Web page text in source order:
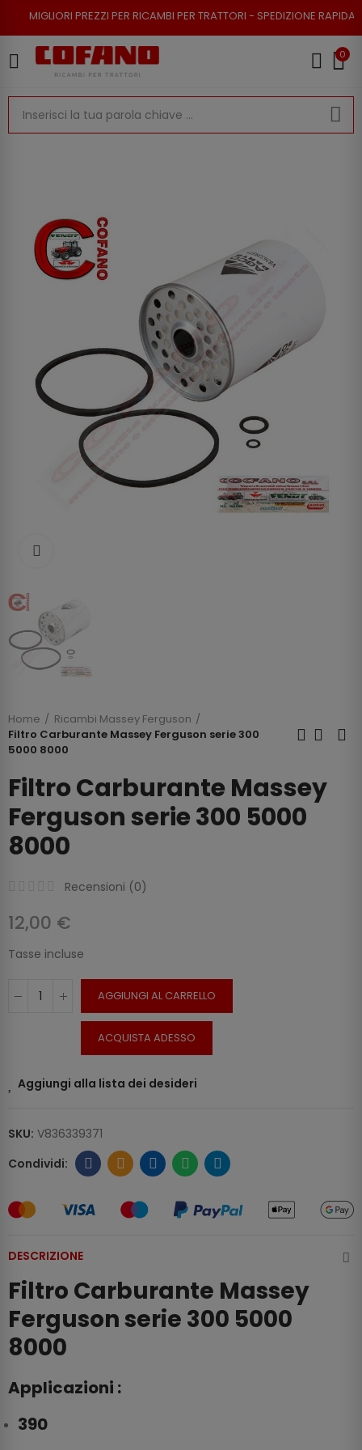
PER RICAMBI PER TRATTORI - SPEDIZIONE RAPIDA - RESO
0
Home
Ricambi Massey Ferguson
Filtro Carburante Massey Ferguson serie 300
5000 8000
Filtro Carburante Massey
Ferguson serie 300 5000
8000
Recensioni (0)
12,00 €
Tasse incluse
AGGIUNGI AL CARRELLO
ACQUISTA ADESSO
Aggiungi alla lista dei desideri
SKU: V836339371
DESCRIZIONE
Filtro Carburante Massey
Ferguson serie 300 5000
8000
Applicazioni :
390